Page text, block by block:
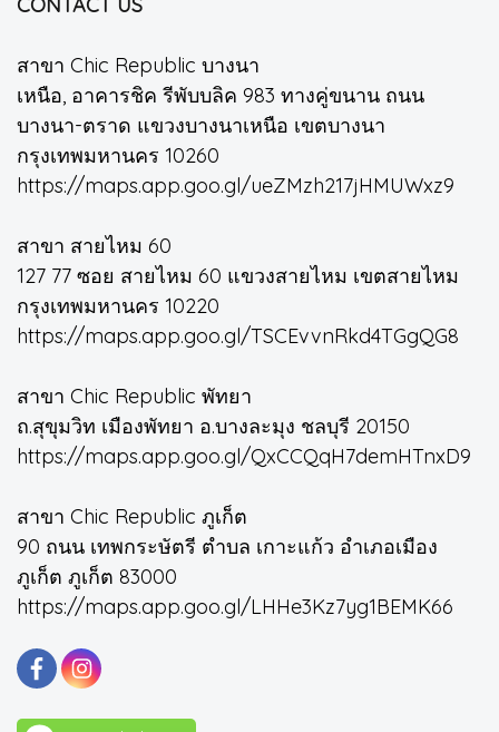
สาขา Chic Republic บางนา
เหนือ, อาคารชิค รีพับบลิค 983 ทางคู่ขนาน ถนน
บางนา-ตราด แขวงบางนาเหนือ เขตบางนา
กรุงเทพมหานคร 10260
https://maps.app.goo.gl/ueZMzh217jHMUWxz9
สาขา สายไหม 60
127 77 ซอย สายไหม 60 แขวงสายไหม เขตสายไหม
กรุงเทพมหานคร 10220
https://maps.app.goo.gl/TSCEvvnRkd4TGgQG8
สาขา Chic Republic พัทยา
ถ.สุขุมวิท เมืองพัทยา อ.บางละมุง ชลบุรี 20150
https://maps.app.goo.gl/QxCCQqH7demHTnxD9
สาขา Chic Republic ภูเก็ต
90 ถนน เทพกระษัตรี ตำบล เกาะแก้ว อำเภอเมือง
ภูเก็ต ภูเก็ต 83000
https://maps.app.goo.gl/LHHe3Kz7yg1BEMK66